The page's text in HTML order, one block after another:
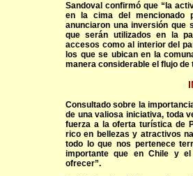
Sandoval confirmó que “la
en la cima del mencionado
anunciaron una inversión que
que serán utilizados en la
accesos como al interior del
los que se ubican en la
manera considerable el flujo de
Consultado sobre la
de una valiosa iniciativa, toda
fuerza a la oferta turística de
rico en bellezas y atractivos
todo lo que nos pertenece
importante que en Chile y
ofrecer”.